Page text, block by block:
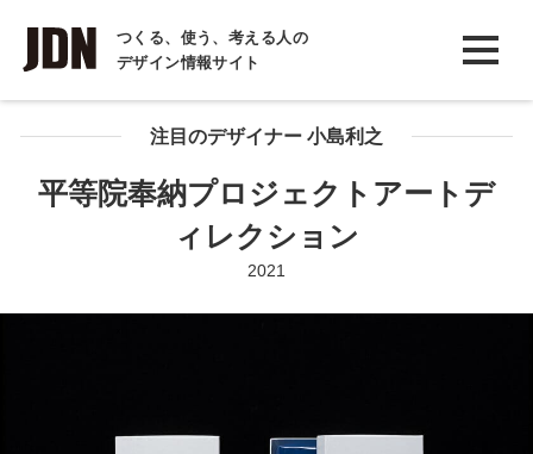
つくる、使う、考える人の
デザイン情報サイト
INTERVIEW
インタビュー
REPORT注目のデザイナー 小島利之
平等院奉納プロジェクトアートデ
ィレクション
2021